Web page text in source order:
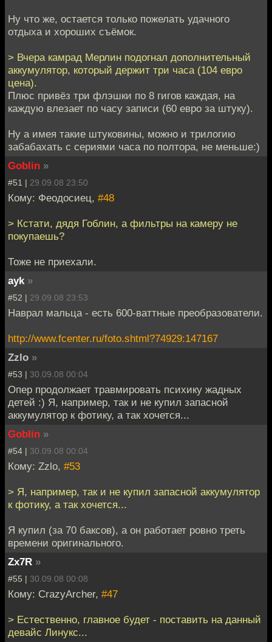
Ну что же, остается только пожелать удачного
отдыха и хороших съёмок.
> Вчера камрад Мерлин подогнал дополнительный
аккумулятор, который держит три часа (104 евро
цена).
Плюс привёз три флэшки по 8 гигов каждая, на
каждую влезает по часу записи (60 евро за штуку).
Ну а имея такие штуковины, можно и трилогию
забабахать с сериями часа по полтора, не меньше:)
Goblin »
#51 | 29.09.08 23:50
Кому: Феодосиец, #48
> Кстати, дядя Гоблин, а фильтры на камеру не
покупаешь?
Тоже не приехали.
ayk »
#52 | 29.09.08 23:53
Наврал мальца - есть 600-ваттные преобразователи.
http://www.fcenter.ru/foto.shtml?74929:147167
Zzlo »
#53 | 30.09.08 00:04
Опер продолжает травмировать психику жадных
детей :) Я, например, так и не купил запасной
аккумулятор к фотику, а так хочется...
Goblin »
#54 | 30.09.08 00:04
Кому: Zzlo, #53
> Я, например, так и не купил запасной аккумулятор
к фотику, а так хочется...
Я купил (за 70 баксов), а он работает ровно треть
времени оригинального.
Zx7R »
#55 | 30.09.08 00:08
Кому: CrazyArcher, #47
> Естественно, главное будет - поставить на данный
девайс Линукс...